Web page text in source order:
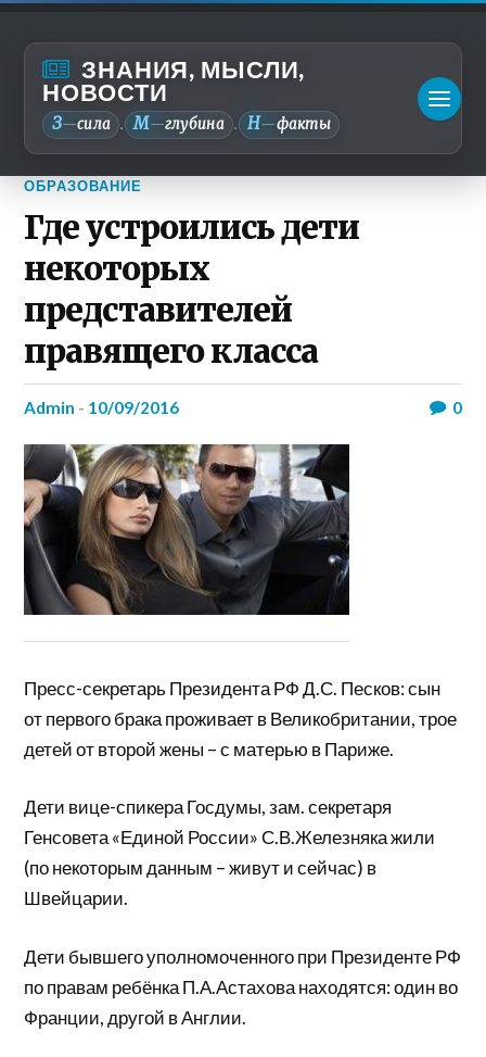
ЗНАНИЯ, МЫСЛИ,
НОВОСТИ
З—сила . М—глубина . Н—факты
ОБРАЗОВАНИЕ
Где устроились дети
некоторых
представителей
правящего класса
admin - 10/09/2016 0
Пресс-секретарь Президента РФ Д.С. Песков: сын
от первого брака проживает в Великобритании, трое
детей от второй жены – с матерью в Париже.
Дети вице-спикера Госдумы, зам. секретаря
Генсовета «Единой России» С.В.Железняка жили
(по некоторым данным – живут и сейчас) в
Швейцарии.
Дети бывшего уполномоченного при Президенте РФ
по правам ребёнка П.А.Астахова находятся: один во
Франции, другой в Англии.